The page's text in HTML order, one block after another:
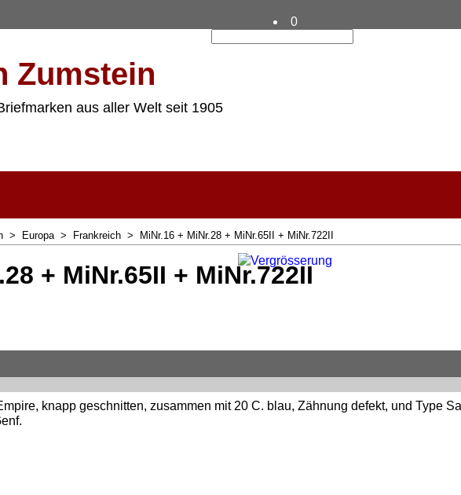
0
Zumstein
aus aller Welt seit 1905
> Europa> Frankreich > MiNr.16 + MiNr.28 + MiNr.65II + MiNr.722II
+ MiNr.65II + MiNr.722II
knapp geschnitten, zusammen mit 20 C. blau, Zähnung defekt, und Type